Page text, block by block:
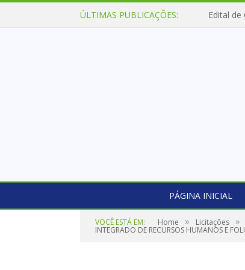
ÚLTIMAS PUBLICAÇÕES: Edital de
PÁGINA INICIAL
VOCÊ ESTÁ EM: Home » Licitações »
INTEGRADO DE RECURSOS HUMANOS E